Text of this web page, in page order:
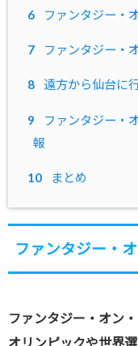
6 ファンタジー・
7 ファンタジー・
8 遠方から仙台に
9
ファンタジー・
報
10 まとめ
ファンタジー・
ファンタジー・オン・
オリンピックや世界